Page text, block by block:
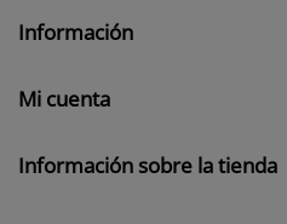
Información
Mi cuenta
Información sobre la tienda